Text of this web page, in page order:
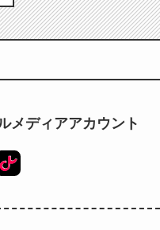
メディアアカウント